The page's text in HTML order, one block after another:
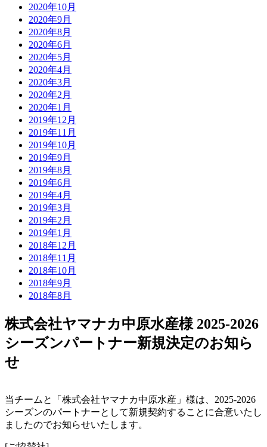
2020年10月
2020年9月
2020年8月
2020年6月
2020年5月
2020年4月
2020年3月
2020年2月
2020年1月
2019年12月
2019年11月
2019年10月
2019年9月
2019年8月
2019年6月
2019年4月
2019年3月
2019年2月
2019年1月
2018年12月
2018年11月
2018年10月
2018年9月
2018年8月
株式会社ヤマナカ中原水産様 2025-2026
シーズンパートナー新規決定のお知ら
せ
当チームと「株式会社ヤマナカ中原水産」様は、2025-2026
シーズンのパートナーとして新規契約することに合意いたし
ましたのでお知らせいたします。